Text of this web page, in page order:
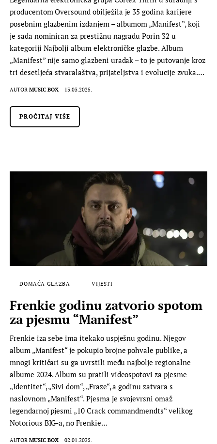
producentom Oversound obilježila je 35 godina karijere
posebnim glazbenim izdanjem – albumom „Manifest”, koji
je sada nominiran za prestižnu nagradu Porin 32 u
kategoriji Najbolji album elektroničke glazbe. Album
„Manifest” nije samo glazbeni uradak – to je putovanje kroz
tri desetljeća stvaralaštva, prijateljstva i evolucije zvuka.…
AUTOR MUSIC BOX 13.03.2025.
PROČITAJ VIŠE
DOMAĆA GLAZBA VIJESTI
Frenkie godinu zatvorio spotom
za pjesmu “Manifest”
Frenkie iza sebe ima itekako uspješnu godinu. Njegov
album „Manifest“ je pokupio brojne pohvale publike, a
mnogi kritičari su ga uvrstili među najbolje regionalne
albume 2024. Album su pratili videospotovi za pjesme
„Identitet“, „Sivi dom“, „Fraze“, a godinu zatvara s
naslovnom „Manifest“. Pjesma je svojevrsni omaž
legendarnoj pjesmi „10 Crack commandmendts“ velikog
Notorious BIG-a, no Frenkie…
AUTOR MUSIC BOX 02.01.2025.